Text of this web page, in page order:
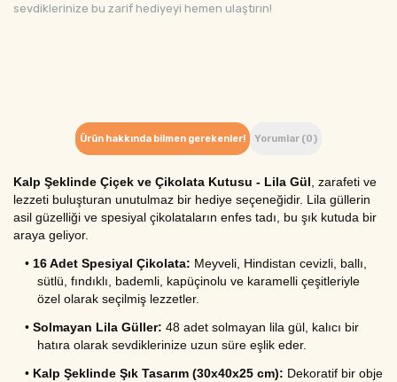
sevdiklerinize bu zarif hediyeyi hemen ulaştırın!
Ürün hakkında bilmen gerekenler! Yorumlar (0)
Kalp Şeklinde Çiçek ve Çikolata Kutusu - Lila Gül, zarafeti ve
lezzeti buluşturan unutulmaz bir hediye seçeneğidir. Lila güllerin
asil güzelliği ve spesiyal çikolataların enfes tadı, bu şık kutuda bir
araya geliyor.
• 16 Adet Spesiyal Çikolata: Meyveli, Hindistan cevizli, ballı,
sütlü, fındıklı, bademli, kapüçinolu ve karamelli çeşitleriyle
özel olarak seçilmiş lezzetler.
• Solmayan Lila Güller: 48 adet solmayan lila gül, kalıcı bir
hatıra olarak sevdiklerinize uzun süre eşlik eder.
• Kalp Şeklinde Şık Tasarım (30x40x25 cm): Dekoratif bir obje